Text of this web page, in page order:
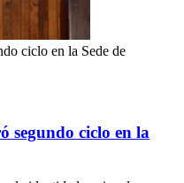
ciclo en la Sede de
segundo ciclo en la